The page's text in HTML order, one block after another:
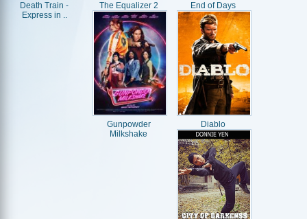
Death Train -
Express in ..
The Equalizer 2 End of Days
Gunpowder
Milkshake
Diablo